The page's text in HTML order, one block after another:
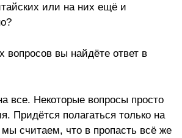
или на них ещё и
вопросов вы найдёте ответ в
все. Некоторые вопросы просто
Придётся полагаться только на
считаем, что в пропасть всё же